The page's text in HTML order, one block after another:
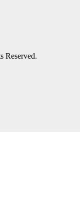
Reserved.